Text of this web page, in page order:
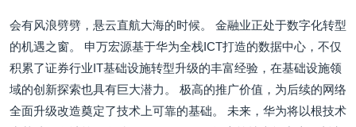
会有风浪劈劈，悬云直航大海的时候。 金融业正处于数字化转型
的机遇之窗。 申万宏源基于华为全栈ICT打造的数据中心，不仅
积累了证券行业IT基础设施转型升级的丰富经验，在基础设施领
域的创新探索也具有巨大潜力。 极高的推广价值，为后续的网络
全面升级改造奠定了技术上可靠的基础。 未来，华为将以根技术